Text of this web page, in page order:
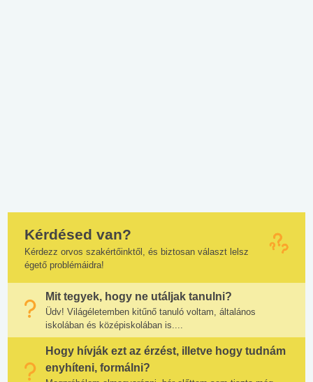
Kérdésed van?
Kérdezz orvos szakértőinktől, és biztosan választ lelsz
égető problémáidra!
Mit tegyek, hogy ne utáljak tanulni?
Üdv! Világéletemben kitűnő tanuló voltam, általános
iskolában és középiskolában is....
Hogy hívják ezt az érzést, illetve hogy tudnám
enyhíteni, formálni?